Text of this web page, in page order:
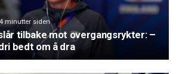
minutter siden
tilbake mot overgangsrykter: –
bedt om å dra